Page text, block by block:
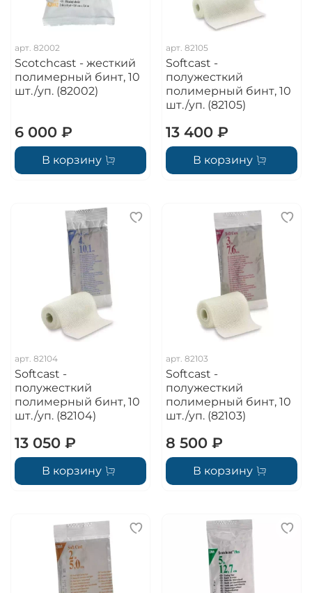
арт. 82002
Scotchcast - жесткий
полимерный бинт, 10
шт./уп. (82002)
6 000 ₽
В корзину
арт. 82105
Softcast -
полужесткий
полимерный бинт, 10
шт./уп. (82105)
13 400 ₽
В корзину
арт. 82104
Softcast -
полужесткий
полимерный бинт, 10
шт./уп. (82104)
13 050 ₽
В корзину
арт. 82103
Softcast -
полужесткий
полимерный бинт, 10
шт./уп. (82103)
8 500 ₽
В корзину